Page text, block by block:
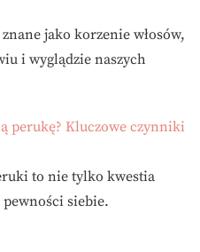
jako korzenie włosów,
i wyglądzie naszych
perukę? Kluczowe czynniki
to nie tylko kwestia
siebie.